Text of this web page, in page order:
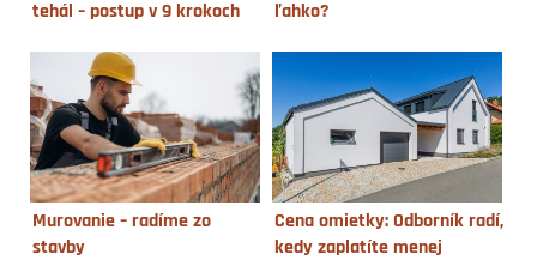
tehál – postup v 9 krokoch
ľahko?
Murovanie – radíme zo
stavby
Cena omietky: Odborník radí,
kedy zaplatíte menej